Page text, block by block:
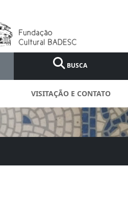
BUSCA
VISITAÇÃO E CONTATO